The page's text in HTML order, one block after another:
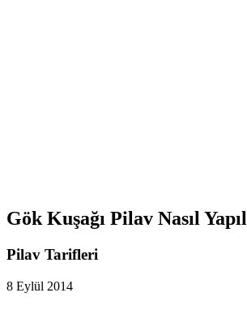
Gök Kuşağı Pilav Nasıl
Pilav Tarifleri
8 Eylül 2014